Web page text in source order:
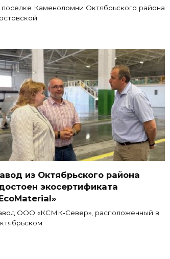
поселке Каменоломни Октябрьского района
из Октябрьского района
экосертификата
ООО «КСМК‑Север», расположенный в